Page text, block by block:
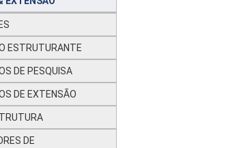
ESTRUTURANTE
DE PESQUISA
DE EXTENSÃO
DE